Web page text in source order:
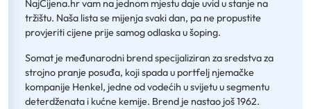
NajCijena.hr vam na jednom mjestu daje uvid u stanje na
tržištu. Naša lista se mijenja svaki dan, pa ne propustite
provjeriti cijene prije samog odlaska u šoping.
Somat je međunarodni brend specijaliziran za sredstva za
strojno pranje posuđa, koji spada u portfelj njemačke
kompanije Henkel, jedne od vodećih u svijetu u segmentu
deterdženata i kućne kemije. Brend je nastao još 1962.